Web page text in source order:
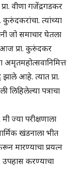
प्रा. वीणा गजेंद्रगडकर
कुरुंदकरांचा. त्यांच्या
जो समाचार घेतला
आज प्रा. कुरुंदकर
आहे. त्यात प्रा.
लिहिलेल्या पत्राचा
ज्या परीक्षणाला
खंडनाला भीत
मारण्याचा प्रयत्न
करण्याचा